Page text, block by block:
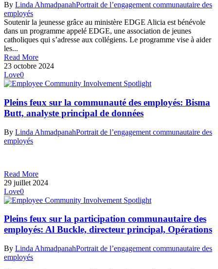
By Linda AhmadpanahPortrait de l’engagement communautaire des
employés
Soutenir la jeunesse grâce au ministère EDGE Alicia est bénévole
dans un programme appelé EDGE, une association de jeunes
catholiques qui s’adresse aux collégiens. Le programme vise à aider
les...
Read More
23 octobre 2024
Love0
Pleins feux sur la communauté des employés: Bisma
Butt, analyste principal de données
By Linda AhmadpanahPortrait de l’engagement communautaire des
employés
Read More
29 juillet 2024
Love0
Pleins feux sur la participation communautaire des
employés: Al Buckle, directeur principal, Opérations
By Linda AhmadpanahPortrait de l’engagement communautaire des
employés